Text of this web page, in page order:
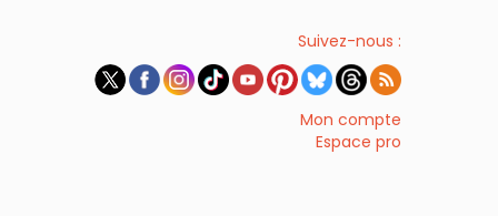
Suivez-nous :
Mon compte
Espace pro